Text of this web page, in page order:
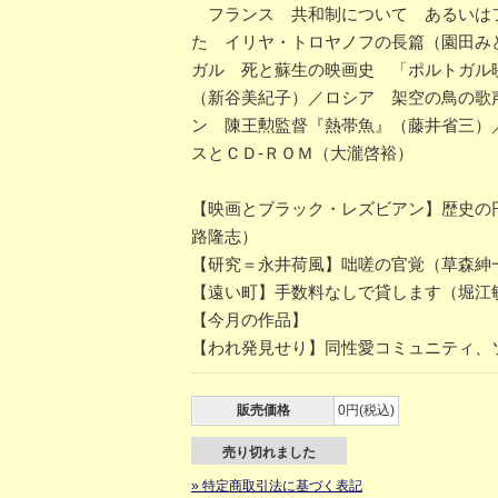
フランス 共和制について あるいは
た イリヤ・トロヤノフの長篇（園田み
ガル 死と蘇生の映画史 「ポルトガル
（新谷美紀子）／ロシア 架空の鳥の
ン 陳王勲監督『熱帯魚』（藤井省三
スとＣＤ-ＲＯＭ（大瀧啓裕）
【映画とブラック・レズビアン】歴
路隆志）
【研究＝永井荷風】咄嗟の官覚（草森紳
【遠い町】手数料なしで貸します（堀江
【今月の作品】
【われ発見せり】同性愛コミュニティ
販売価格 0円(税込)
売り切れました
» 特定商取引法に基づく表記